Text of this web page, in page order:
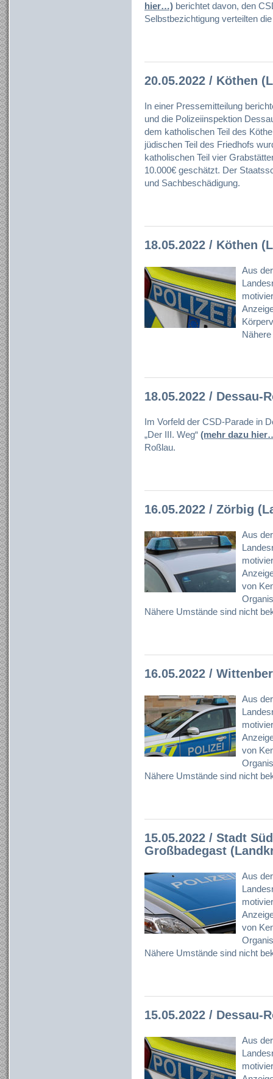
hier…) berichtet davon, den
Selbstbezichtigung verteilten
20.05.2022 / Köthen
In einer Pressemitteilung
und die Polizeiinspektion
dem katholischen Teil des
jüdischen Teil des Friedhofs
katholischen Teil vier
10.000€ geschätzt. Der
und Sachbeschädigung.
18.05.2022 / Köthen
Aus
18.05.2022 / Dessau-
Im Vorfeld der CSD-Parade in
„Der III. Weg“ (mehr dazu
Roßlau.
16.05.2022 / Zörbig
Aus
von
Nähere Umstände sind nicht
16.05.2022 /
Aus
von
Nähere Umstände sind nicht
15.05.2022 / Stadt
Großbadegast
Aus
von
Nähere Umstände sind nicht
15.05.2022 / Dessau-
Aus